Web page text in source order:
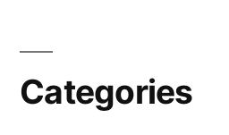
Categories